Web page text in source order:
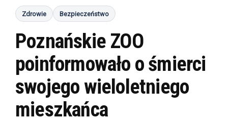
Zdrowie Bezpieczeństwo
Poznańskie ZOO
poinformowało o śmierci
swojego wieloletniego
mieszkańca